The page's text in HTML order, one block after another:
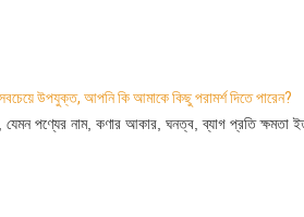
উপযুক্ত, আপনি কি আমাকে কিছু পরামর্শ দিতে পারেন?
পণ্যের নাম, কণার আকার, ঘনত্ব, ব্যাগ প্রতি ক্ষমতা